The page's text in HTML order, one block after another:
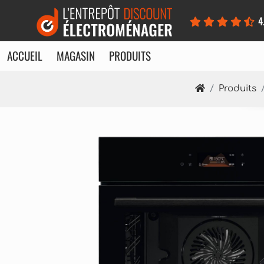
ACCUEIL MAGASIN PRODUITS
Produits
Panneau de gestion des cookies